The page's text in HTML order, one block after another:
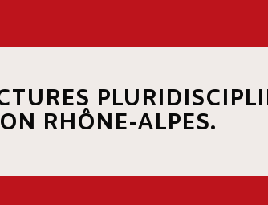
RHÔNE-ALPES.